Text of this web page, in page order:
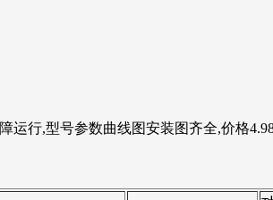
行,型号参数曲线图安装图齐全,价格4.98